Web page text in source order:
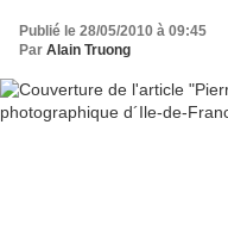
Publié le 28/05/2010 à 09:45
Par Alain Truong